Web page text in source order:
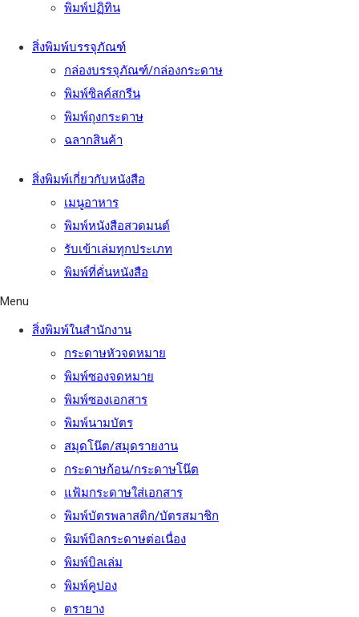
พิมพ์ปฏิทิน
สิ่งพิมพ์บรรจุภัณฑ์
กล่องบรรจุภัณฑ์/กล่องกระดาษ
พิมพ์ซิลค์สกรีน
พิมพ์ถุงกระดาษ
ฉลากสินค้า
สิ่งพิมพ์เกี่ยวกับหนังสือ
เมนูอาหาร
พิมพ์หนังสือสวดมนต์
รับเข้าเล่มทุกประเภท
พิมพ์ที่คั่นหนังสือ
Menu
สิ่งพิมพ์ในสำนักงาน
กระดาษหัวจดหมาย
พิมพ์ซองจดหมาย
พิมพ์ซองเอกสาร
พิมพ์นามบัตร
สมุดโน๊ต/สมุดรายงาน
กระดาษก้อน/กระดาษโน๊ต
แฟ้มกระดาษใส่เอกสาร
พิมพ์บัตรพลาสติก/บัตรสมาชิก
พิมพ์บิลกระดาษต่อเนื่อง
พิมพ์บิลเล่ม
พิมพ์คูปอง
ตรายาง